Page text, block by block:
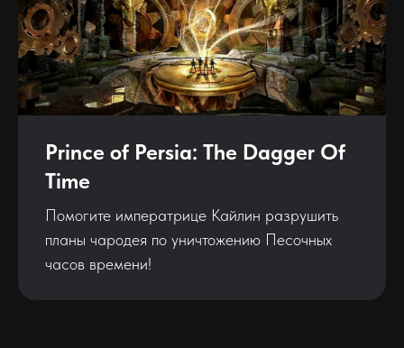
Prince of Persia: The Dagger Of
Time
Помогите императрице Кайлин разрушить
планы чародея по уничтожению Песочных
часов времени!